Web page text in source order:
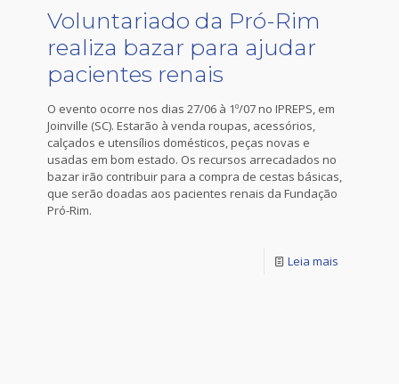
Voluntariado da Pró-Rim
realiza bazar para ajudar
pacientes renais
O evento ocorre nos dias 27/06 à 1º/07 no IPREPS, em
Joinville (SC). Estarão à venda roupas, acessórios,
calçados e utensílios domésticos, peças novas e
usadas em bom estado. Os recursos arrecadados no
bazar irão contribuir para a compra de cestas básicas,
que serão doadas aos pacientes renais da Fundação
Pró-Rim.
Leia mais